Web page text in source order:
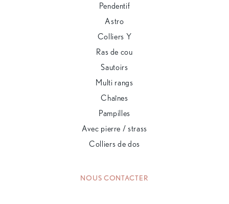
Pendentif
Astro
Colliers Y
Ras de cou
Sautoirs
Multi rangs
Chaînes
Pampilles
Avec pierre / strass
Colliers de dos
NOUS CONTACTER